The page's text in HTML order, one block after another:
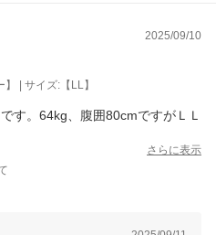
へは、別途メールにてご対応させて
ださいませ。
ります。
2025/09/10
| サイズ:【LL】
す。64kg、腹囲80cmですがＬＬ
さらに表示